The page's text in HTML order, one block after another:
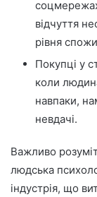
відчуття
рівня
Покупці у
коли
навпаки,
невдачі.
Важливо
людська
індустрія, що